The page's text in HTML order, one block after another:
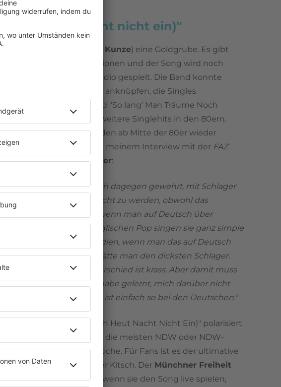
ich heut nacht nicht ein)"
Michael Kunze) eine Goldgrube. Es gibt
zahlreiche Coverversionen und der Song wird noch
immer sehr oft im Radio gespielt. Die Band konnte
zudem an den Erfolg anknüpfen, die Singles
"Tausendmal Du" und "So lang’ Man Träume Noch
Leben Kann" waren weitere Singlehits in den 80ern.
Deutsche Texte wurden ab Mitte der 80er wieder
stärker hinterfragt. In meinem Interview mit der FAZ
erklärteStefan Zauner:
"Früher habe ich mich dagegen gewehrt, mit Schlager
in Verbindung gebracht zu werden, obwohl das
natürlich naheliegt, wenn man auf Deutsch über
Gefühle singt. Im englischen Pop singen sie ganz simple
Texte zu guten Melodien, wenn man das auf Deutsch
übersetzen würde, hätte man den dicksten Schlager.
Der sprachliche Unterschied ist krass. Aber damit muss
man leben, und ich habe gelernt, mich darüber nicht
mehr aufzuregen. Es ist einfach so bei den Deutschen."
"Ohne Dich (Schlaf Ich Heut Nacht Nicht Ein)" polarisiert
heutzutage mehr als die meisten NDW oder NDW-
nahen Songs der Epoche. Für Fans ist es der ultimative
Love-Song, für Kritiker Kitsch. Der Münchner Freiheit
mag das gleich sein, wenn sie den Song live spielen,